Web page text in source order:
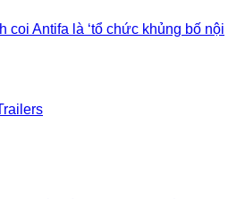
coi Antifa là ‘tổ chức khủng bố nội